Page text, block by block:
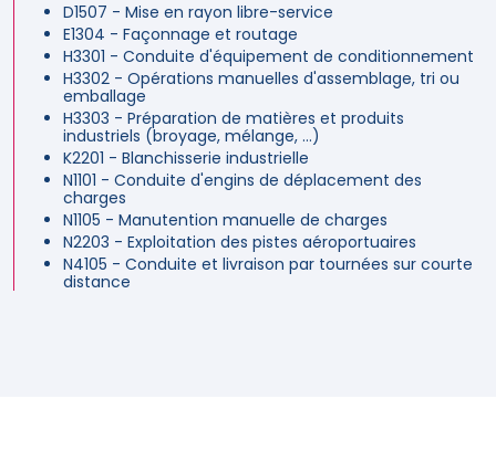
D1507 - Mise en rayon libre-service
E1304 - Façonnage et routage
H3301 - Conduite d'équipement de conditionnement
H3302 - Opérations manuelles d'assemblage, tri ou
emballage
H3303 - Préparation de matières et produits
industriels (broyage, mélange, …)
K2201 - Blanchisserie industrielle
N1101 - Conduite d'engins de déplacement des
charges
N1105 - Manutention manuelle de charges
N2203 - Exploitation des pistes aéroportuaires
N4105 - Conduite et livraison par tournées sur courte
distance